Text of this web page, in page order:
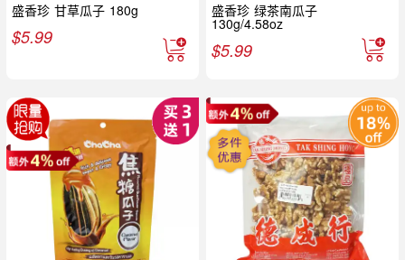
盛香珍 甘草瓜子 180g
$5.99
盛香珍 绿茶南瓜子
130g/4.58oz
$5.99